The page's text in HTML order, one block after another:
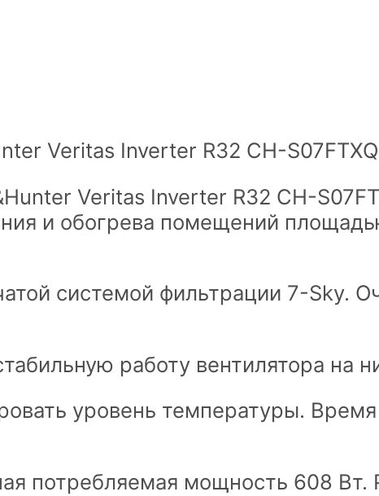
Veritas Inverter R32 CH-
Veritas Inverter R32 CH-
и обогрева помещений
системой фильтрации 7-Sky.
работу вентилятора на
уровень температуры.
потребляемая мощность 608 Вт.